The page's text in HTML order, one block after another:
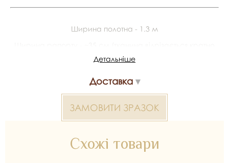
Ширина полотна - 1.3 м
весільних суконь, декору та колекцій ательє. Доступний
Детальніше
Доставка
ЗАМОВИТИ ЗРАЗОК
Схожі товари